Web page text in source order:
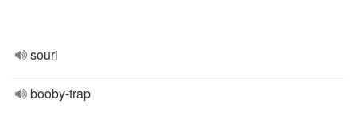
souri
booby-trap